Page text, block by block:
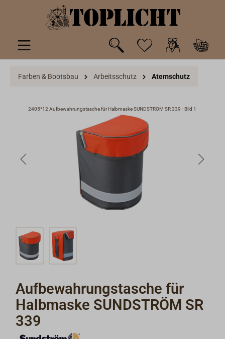
springen
Farben & Bootsbau Arbeitsschutz Atemschutz
2405*12 Aufbewahrungstasche für Halbmaske SUNDSTRÖM SR 339 - Bild 1
Aufbewahrungstasche für
Halbmaske SUNDSTRÖM SR
339